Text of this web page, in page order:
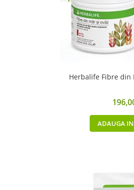
Herbalife Fibre din
ADAUGA IN